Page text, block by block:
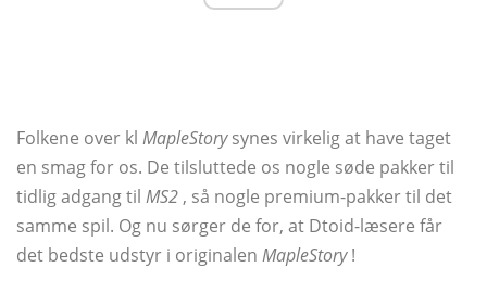
Folkene over kl MapleStorysynes virkelig at have taget
en smag for os. De tilsluttede os nogle søde pakker til
tidlig adgang til MS2 , så nogle premium-pakker til det
samme spil. Og nu sørger de for, at Dtoid-læsere får
det bedste udstyr i originalen MapleStory!